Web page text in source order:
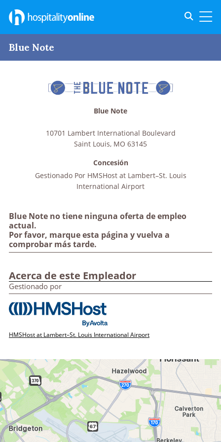
Blue Note
Blue Note no tiene ninguna oferta de empleo
actual.
Por favor, marque esta página y vuelva a
comprobar más tarde.
Blue Note
10701 Lambert International Boulevard
Saint Louis, MO 63145
Concesión
Gestionado Por HMSHost at Lambert–St. Louis
International Airport
Acerca de este Empleador
Gestionado por
HMSHost at Lambert–St. Louis International Airport